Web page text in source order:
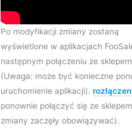
Po modyfikacji zmiany zostaną
wyświetlone w aplikacjach
następnym połączeniu ze sklepem
(Uwaga: może być konieczne
uruchomienie aplikacji).
ponownie połączyć się ze
zmiany zaczęły obowiązywać).